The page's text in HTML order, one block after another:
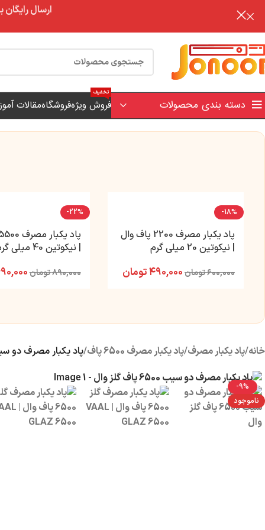
ارسال رایگان برای خرید بالای 3 تومن |
دسته بندی محصولات فروش ویژه
تخفیف
فروشگاهمقالات
-18%
پاد یکبار مصرف 2200 پاف وال
| نیکوتین 20 میلی گرم
۶۰۰,۰۰۰تومان۴۹۰,۰۰۰تومان
-22%
| نیکوتین 40 میلی گرم
۸۹۰,۰۰۰تومان
خانه/پاد یکبار مصرف/پاد یکبار مصرف 6500 پاف /پاد یکبار مصرف دو سیب 6500 پاف
-9%
ناموجود